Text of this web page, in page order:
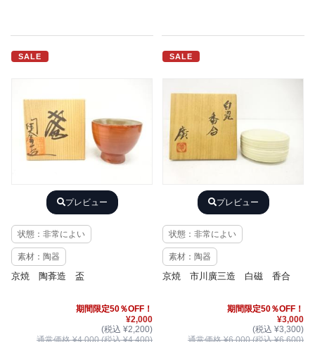
SALE
プレビュー
状態：非常によい
素材：陶器
京焼 陶葊造 盃
期間限定50％OFF！
¥2,000
(税込 ¥2,200)
SALE
プレビュー
状態：非常によい
素材：陶器
京焼 市川廣三造 白磁 香合
期間限定50％OFF！
¥3,000
(税込 ¥3,300)